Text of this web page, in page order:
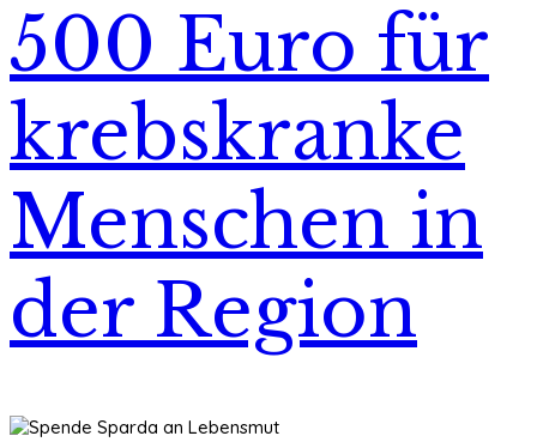
500 Euro für
krebskranke
Menschen in
der Region